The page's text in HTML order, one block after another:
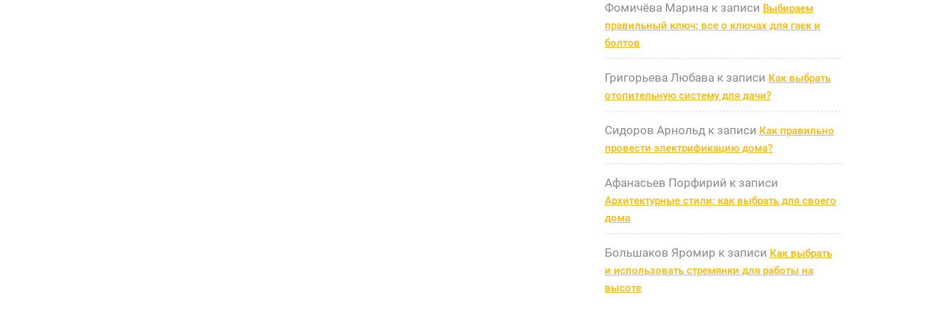
Фомичёва Марина к записи Выбираем
правильный ключ: все о ключах для гаек и
болтов
Григорьева Любава к записи Как выбрать
отопительную систему для дачи?
Сидоров Арнольд к записи Как правильно
провести электрификацию дома?
Афанасьев Порфирий к записи
Архитектурные стили: как выбрать для своего
дома
Большаков Яромир к записи Как выбрать
и использовать стремянки для работы на
высоте